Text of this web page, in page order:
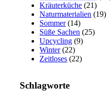
Kräuterküche (21)
Naturmaterialien (19)
Sommer(14)
Süße Sachen (25)
Upcycling (9)
Winter(22)
Zeitloses (22)
Schlagworte